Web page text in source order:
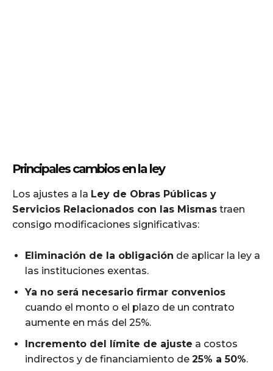
Principales cambios en la ley
Los ajustes a la Ley de Obras Públicas y
Servicios Relacionados con las Mismas traen
consigo modificaciones significativas:
Eliminación de la obligación de aplicar la ley a
las instituciones exentas.
Ya no será necesario firmar convenios
cuando el monto o el plazo de un contrato
aumente en más del 25%.
Incremento del límite de ajuste a costos
indirectos y de financiamiento de 25% a 50%.